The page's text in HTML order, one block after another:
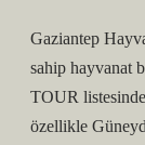
Gaziantep
sahip hayvanat
TOUR
özellikle